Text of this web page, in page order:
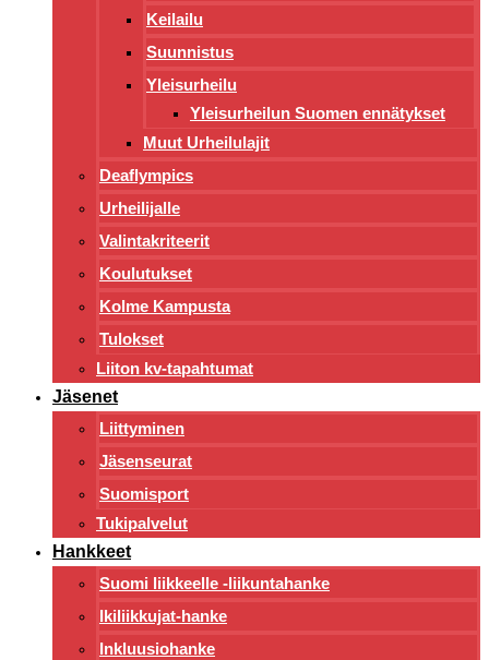
Keilailu
Suunnistus
Yleisurheilu
Yleisurheilun Suomen ennätykset
Muut Urheilulajit
Deaflympics
Urheilijalle
Valintakriteerit
Koulutukset
Kolme Kampusta
Tulokset
Liiton kv-tapahtumat
Jäsenet
Liittyminen
Jäsenseurat
Suomisport
Tukipalvelut
Hankkeet
Suomi liikkeelle -liikuntahanke
Ikiliikkujat-hanke
Inkluusiohanke